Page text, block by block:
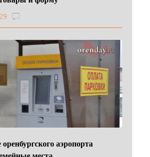
аэропорта